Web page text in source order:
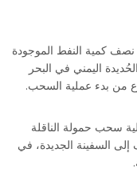
نصف كمية النفط الموجودة
اليمني في البحر
من بدء عملية السحب.
سحب حمولة الناقلة
السفينة الجديدة، في